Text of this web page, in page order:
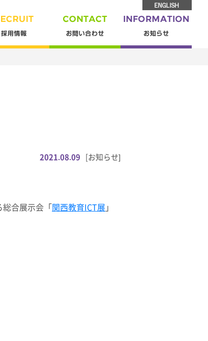
2021.08.09 [お知らせ]
合展示会「関西教育ICT展」